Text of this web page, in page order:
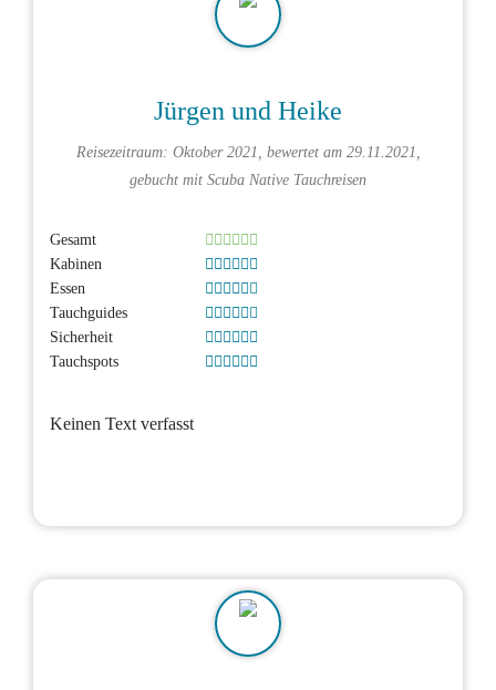
Jürgen und Heike
Reisezeitraum: Oktober 2021, bewertet am 29.11.2021,
gebucht mit Scuba Native Tauchreisen
Gesamt
Kabinen
Essen
Tauchguides
Sicherheit
Tauchspots
Keinen Text verfasst